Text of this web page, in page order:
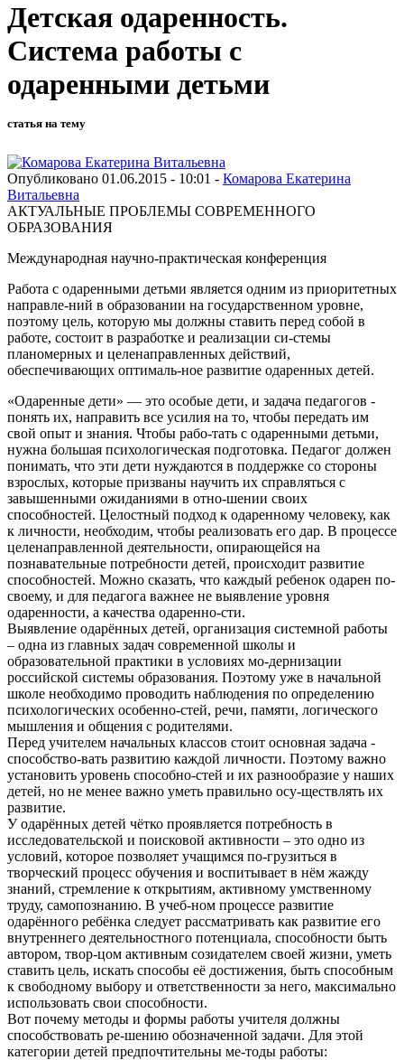
Детская одаренность.
Система работы с
одаренными детьми
статья на тему
Опубликовано 01.06.2015 - 10:01 - Комарова Екатерина
Витальевна
АКТУАЛЬНЫЕ ПРОБЛЕМЫ СОВРЕМЕННОГО
ОБРАЗОВАНИЯ
Международная научно-практическая конференция
Работа с одаренными детьми является одним из приоритетных
направле-ний в образовании на государственном уровне,
поэтому цель, которую мы должны ставить перед собой в
работе, состоит в разработке и реализации си-стемы
планомерных и целенаправленных действий,
обеспечивающих оптималь-ное развитие одаренных детей.
«Одаренные дети» — это особые дети, и задача педагогов -
понять их, направить все усилия на то, чтобы передать им
свой опыт и знания. Чтобы рабо-тать с одаренными детьми,
нужна большая психологическая подготовка. Педагог должен
понимать, что эти дети нуждаются в поддержке со стороны
взрослых, которые призваны научить их справляться с
завышенными ожиданиями в отно-шении своих
способностей. Целостный подход к одаренному человеку, как
к личности, необходим, чтобы реализовать его дар. В процессе
целенаправленной деятельности, опирающейся на
познавательные потребности детей, происходит развитие
способностей. Можно сказать, что каждый ребенок одарен по-
своему, и для педагога важнее не выявление уровня
одаренности, а качества одаренно-сти.
Выявление одарённых детей, организация системной работы
– одна из главных задач современной школы и
образовательной практики в условиях мо-дернизации
российской системы образования. Поэтому уже в начальной
школе необходимо проводить наблюдения по определению
психологических особенно-стей, речи, памяти, логического
мышления и общения с родителями.
Перед учителем начальных классов стоит основная задача -
способство-вать развитию каждой личности. Поэтому важно
установить уровень способно-стей и их разнообразие у наших
детей, но не менее важно уметь правильно осу-ществлять их
развитие.
У одарённых детей чётко проявляется потребность в
исследовательской и поисковой активности – это одно из
условий, которое позволяет учащимся по-грузиться в
творческий процесс обучения и воспитывает в нём жажду
знаний, стремление к открытиям, активному умственному
труду, самопознанию. В учеб-ном процессе развитие
одарённого ребёнка следует рассматривать как развитие его
внутреннего деятельностного потенциала, способности быть
автором, твор-цом активным созидателем своей жизни, уметь
ставить цель, искать способы её достижения, быть способным
к свободному выбору и ответственности за него, максимально
использовать свои способности.
Вот почему методы и формы работы учителя должны
способствовать ре-шению обозначенной задачи. Для этой
категории детей предпочтительны ме-тоды работы: